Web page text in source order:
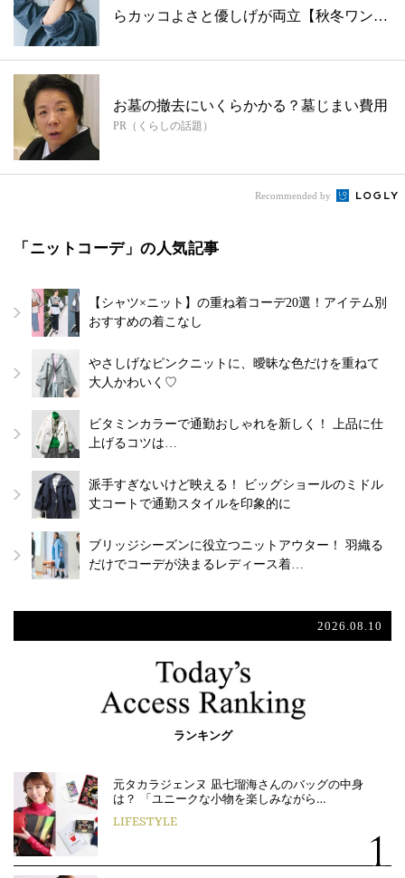
らカッコよさと優しげが両立【秋冬ワント
お墓の撤去にいくらかかる？墓じまい費用
PR（くらしの話題）
Recommended by
「ニットコーデ」の人気記事
【シャツ×ニット】の重ね着コーデ20選！アイテム別
おすすめの着こなし
やさしげなピンクニットに、曖昧な色だけを重ねて
大人かわいく♡
ビタミンカラーで通勤おしゃれを新しく！ 上品に仕
上げるコツは…
派手すぎないけど映える！ ビッグショールのミドル
丈コートで通勤スタイルを印象的に
ブリッジシーズンに役立つニットアウター！ 羽織る
だけでコーデが決まるレディース着…
2026.08.10
ランキング
元タカラジェンヌ 凪七瑠海さんのバッグの中身
は？ 「ユニークな小物を楽しみながら…
LIFESTYLE